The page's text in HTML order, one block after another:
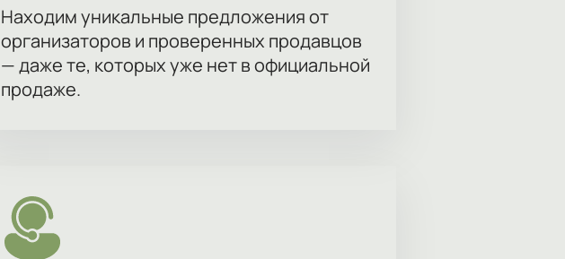
Находим уникальные предложения от
организаторов и проверенных продавцов
— даже те, которых уже нет в официальной
продаже.